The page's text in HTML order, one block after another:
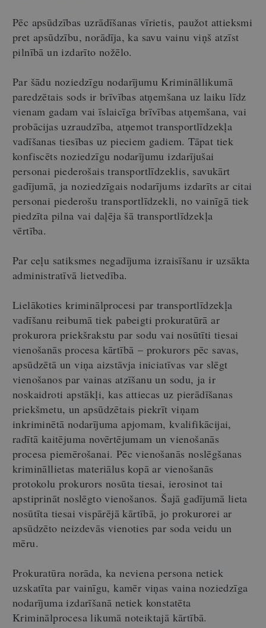
Pēc apsūdzības uzrādīšanas vīrietis, paužot attieksmi
pret apsūdzību, norādīja, ka savu vainu viņš atzīst
pilnībā un izdarīto nožēlo.
Par šādu noziedzīgu nodarījumu Krimināllikumā
paredzētais sods ir brīvības atņemšana uz laiku līdz
vienam gadam vai īslaicīga brīvības atņemšana, vai
probācijas uzraudzība, atņemot transportlīdzekļa
vadīšanas tiesības uz pieciem gadiem. Tāpat tiek
konfiscēts noziedzīgu nodarījumu izdarījušai
personai piederošais transportlīdzeklis, savukārt
gadījumā, ja noziedzīgais nodarījums izdarīts ar citai
personai piederošu transportlīdzekli, no vainīgā tiek
piedzīta pilna vai daļēja šā transportlīdzekļa
vērtība.
Par ceļu satiksmes negadījuma izraisīšanu ir uzsākta
administratīvā lietvedība.
Lielākoties kriminālprocesi par transportlīdzekļa
vadīšanu reibumā tiek pabeigti prokuratūrā ar
prokurora priekšrakstu par sodu vai nosūtīti tiesai
vienošanās procesa kārtībā – prokurors pēc savas,
apsūdzētā un viņa aizstāvja iniciatīvas var slēgt
vienošanos par vainas atzīšanu un sodu, ja ir
noskaidroti apstākļi, kas attiecas uz pierādīšanas
priekšmetu, un apsūdzētais piekrīt viņam
inkriminētā nodarījuma apjomam, kvalifikācijai,
radītā kaitējuma novērtējumam un vienošanās
procesa piemērošanai. Pēc vienošanās noslēgšanas
krimināllietas materiālus kopā ar vienošanās
protokolu prokurors nosūta tiesai, ierosinot tai
apstiprināt noslēgto vienošanos. Šajā gadījumā lieta
nosūtīta tiesai vispārējā kārtībā, jo prokurorei ar
apsūdzēto neizdevās vienoties par soda veidu un
mēru.
Prokuratūra norāda, ka neviena persona netiek
uzskatīta par vainīgu, kamēr viņas vaina noziedzīga
nodarījuma izdarīšanā netiek konstatēta
Kriminālprocesa likumā noteiktajā kārtībā.